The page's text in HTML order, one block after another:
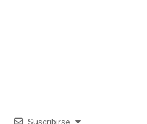
Suscribirse